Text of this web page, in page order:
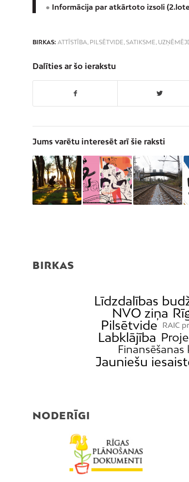
● Informācija par atkārtoto izsoli
BIRKAS: ATTĪSTĪBA, PILSĒTVIDE, SATIKSME,
Dalīties ar šo ierakstu
Jums varētu interesēt arī šie raksti
BIRKAS
Līdzdalības
NVO ziņa
Pilsētvide
RAIC
Labklājība
Finansēšanas
Jauniešu
NODERĪGI